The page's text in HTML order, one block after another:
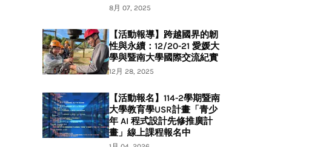
8月 07, 2025
【活動報導】跨越國界的韌
性與永續：12/20-21 愛媛大
學與暨南大學國際交流紀實
12月 28, 2025
【活動報名】114-2學期暨南
大學教育學USR計畫「青少
年 AI 程式設計先修推廣計
畫」線上課程報名中